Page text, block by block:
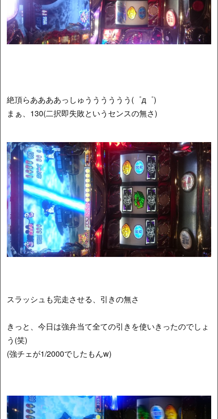
絶頂らああああっしゅうううううう(゜д゜)
まぁ、130(二択即失敗というセンスの無さ)
スラッシュも完走させる、引きの無さ
きっと、今日は強弁当て全ての引きを使いきったのでしょ
う(笑)
(強チェが1/2000でしたもんw)